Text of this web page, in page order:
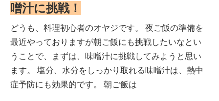
噌汁に挑戦！
どうも、料理初心者のオヤジです。 夜ご飯の準備を
最近やっておりますが朝ご飯にも挑戦したいなとい
うことで、まずは、味噌汁に挑戦してみようと思い
ます。 塩分、水分をしっかり取れる味噌汁は、熱中
症予防にも効果的です。 朝ご飯は